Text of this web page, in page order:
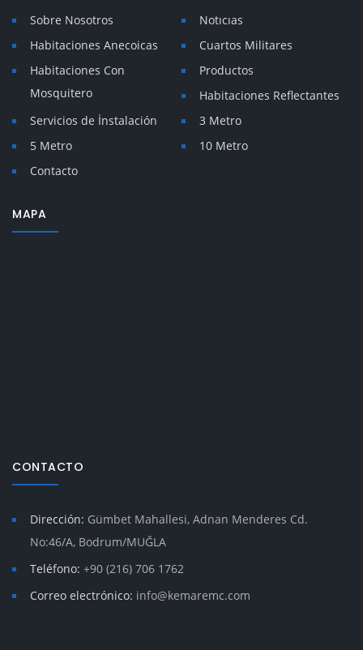
Sobre Nosotros
Notıcıas
Habitaciones Anecoicas
Cuartos Militares
Habitaciones Con
Mosquitero
Productos
Habitaciones Reflectantes
Servicios de İnstalación
3 Metro
5 Metro
10 Metro
Contacto
MAPA
CONTACTO
Dirección: Gümbet Mahallesi, Adnan Menderes Cd.
No:46/A, Bodrum/MUĞLA
Teléfono: +90 (216) 706 1762
Correo electrónico: info@kemaremc.com